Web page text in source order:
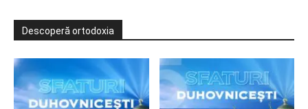
Descoperă ortodoxia